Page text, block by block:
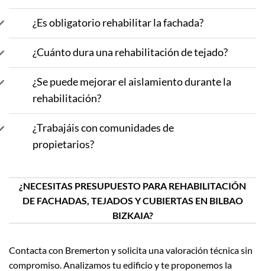
¿Es obligatorio rehabilitar la fachada?
¿Cuánto dura una rehabilitación de tejado?
¿Se puede mejorar el aislamiento durante la
rehabilitación?
¿Trabajáis con comunidades de
propietarios?
¿NECESITAS PRESUPUESTO PARA REHABILITACIÓN
DE FACHADAS, TEJADOS Y CUBIERTAS EN BILBAO
BIZKAIA?
Contacta con Bremerton y solicita una valoración técnica sin
compromiso. Analizamos tu edificio y te proponemos la